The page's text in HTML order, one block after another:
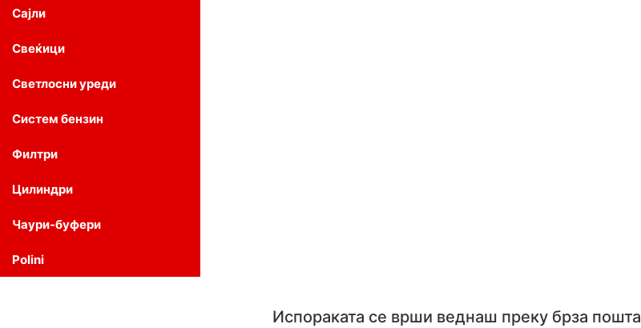
Сајли
Свеќици
Светлосни уреди
Систем бензин
Филтри
Цилиндри
Чаури-буфери
Polini
Испораката се врши веднаш преку брза пошта